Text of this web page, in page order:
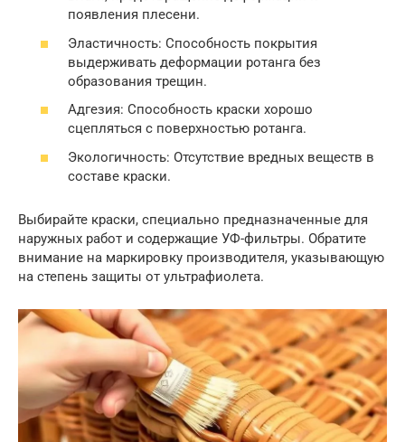
появления плесени.
Эластичность: Способность покрытия
выдерживать деформации ротанга без
образования трещин.
Адгезия: Способность краски хорошо
сцепляться с поверхностью ротанга.
Экологичность: Отсутствие вредных веществ в
составе краски.
Выбирайте краски, специально предназначенные для
наружных работ и содержащие УФ-фильтры. Обратите
внимание на маркировку производителя, указывающую
на степень защиты от ультрафиолета.